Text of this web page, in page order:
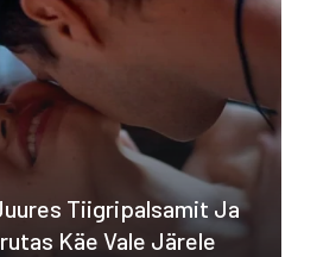
Tiigripalsamit Ja
Käe Vale Järele